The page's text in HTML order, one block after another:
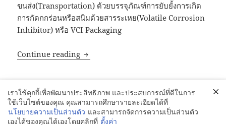
ขนส่ง(Transportation) ด้วยบรรจุภัณฑ์การยับยั้งการเกิด
การกัดกกร่อนหรือสนิมด้วยสารระเหย(Volatile Corrosion
Inhibitor) หรือ VCI Packaging
Continue reading GreenVCI : สนิมเกิดขึ้นได้อย่างไร?
Posted
on
01/06/2024 Categories
GREENVCi,VCI Film,VCI Supplementary
chip,VCI Diffuser ,vci masterbatch,VCI Packaging,VCI POWDER
PACK,กระดาษกันสนิม,ถุงพลาสติกกันสนิม,ถุงพลาสติกกันสนิม ชลบุรี,
บรรจุภัณฑ์ป้องกันสนิม
พลาสติกกันสนิม
เราใช้คุกกี้เพื่อพัฒนาประสิทธิภาพ และประสบการณ์ที่ดีในการ
ใช้เว็บไซต์ของคุณ คุณสามารถศึกษารายละเอียดได้ที่
นโยบายความเป็นส่วนตัว และสามารถจัดการความเป็นส่วนตัว
เองได้ของคุณได้เองโดยคลิกที่ ตั้งค่า